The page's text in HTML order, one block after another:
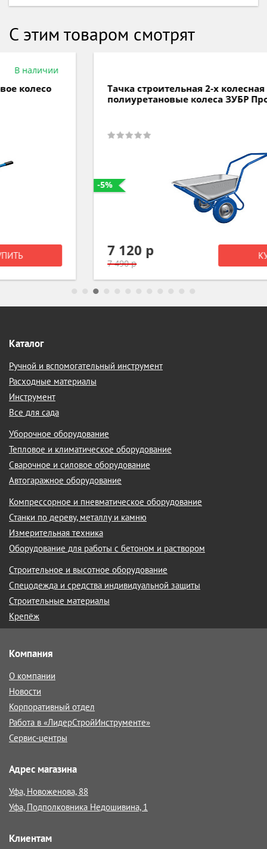
С этим товаром смотрят
Тачка строительная 2-х колесная П-ручка
полиуретановые колеса ЗУБР Профи ПТ-500
7 120 р
Каталог
Ручной и вспомогательный инструмент
Расходные материалы
Инструмент
Все для сада
Уборочное оборудование
Тепловое и климатическое оборудование
Сварочное и силовое оборудование
Автогаражное оборудование
Компрессорное и пневматическое оборудование
Станки по дереву, металлу и камню
Измерительная техника
Оборудование для работы с бетоном и раствором
Строительное и высотное оборудование
Спецодежда и средства индивидуальной защиты
Строительные материалы
Крепёж
Компания
О компании
Новости
Корпоративный отдел
Работа в «ЛидерСтройИнструменте»
Сервис-центры
Адрес магазина
Уфа, Новоженова, 88
Уфа, Подполковника Недошивина, 1
Клиентам